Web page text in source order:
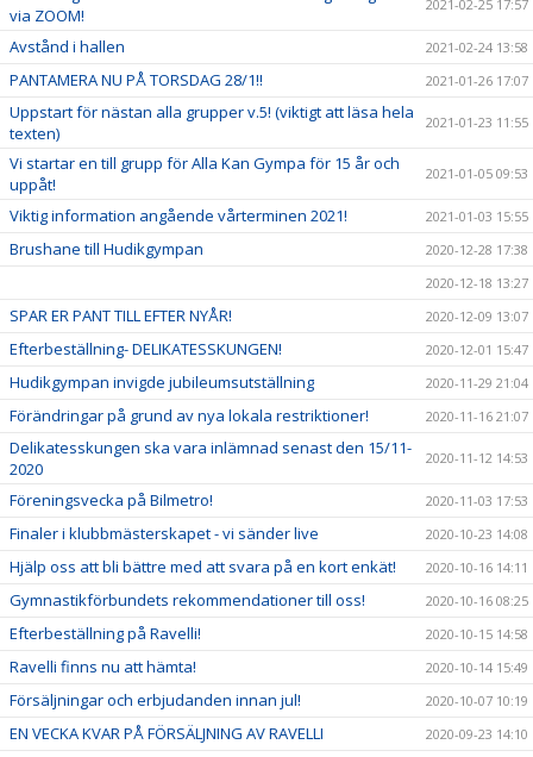
via ZOOM!
2021-02-25 17:57
Avstånd i hallen 2021-02-24 13:58
PANTAMERA NU PÅ TORSDAG 28/1!! 2021-01-26 17:07
Uppstart för nästan alla grupper v.5! (viktigt att läsa hela
texten)
2021-01-23 11:55
Vi startar en till grupp för Alla Kan Gympa för 15 år och
uppåt!
2021-01-05 09:53
Viktig information angående vårterminen 2021! 2021-01-03 15:55
Brushane till Hudikgympan
2020-12-28 17:38
2020-12-18 13:27
SPAR ER PANT TILL EFTER NYÅR! 2020-12-09 13:07
Efterbeställning- DELIKATESSKUNGEN! 2020-12-01 15:47
Hudikgympan invigde jubileumsutställning 2020-11-29 21:04
Förändringar på grund av nya lokala restriktioner! 2020-11-16 21:07
Delikatesskungen ska vara inlämnad senast den 15/11-
2020
2020-11-12 14:53
Föreningsvecka på Bilmetro! 2020-11-03 17:53
Finaler i klubbmästerskapet - vi sänder live 2020-10-23 14:08
Hjälp oss att bli bättre med att svara på en kort enkät! 2020-10-16 14:11
Gymnastikförbundets rekommendationer till oss! 2020-10-16 08:25
Efterbeställning på Ravelli! 2020-10-15 14:58
Ravelli finns nu att hämta! 2020-10-14 15:49
Försäljningar och erbjudanden innan jul! 2020-10-07 10:19
EN VECKA KVAR PÅ FÖRSÄLJNING AV RAVELLI 2020-09-23 14:10